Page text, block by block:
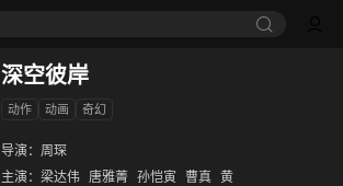
深空彼岸
动作 动画 奇幻
导演： 周琛
主演： 梁达伟 唐雅菁 孙恺寅 曹真 黄